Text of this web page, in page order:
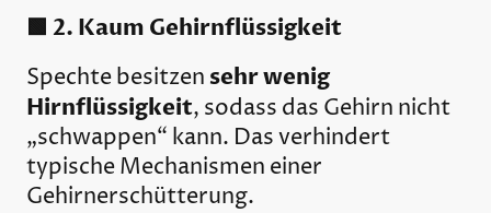
🟩 2. Kaum Gehirnflüssigkeit
Spechte besitzen sehr wenig
Hirnflüssigkeit, sodass das Gehirn nicht
„schwappen“ kann. Das verhindert
typische Mechanismen einer
Gehirnerschütterung.